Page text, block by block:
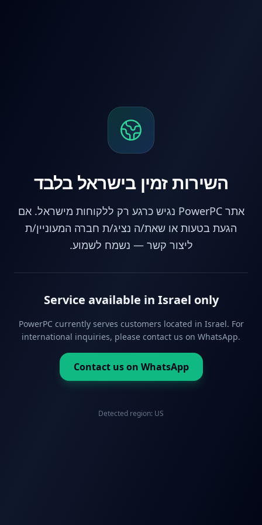
השירות זמין בישראל בלבד
אתר PowerPC נגיש כרגע רק ללקוחות מישראל. אם
הגעת בטעות או שאת/ה נציג/ת חברה המעוניין/ת
ליצור קשר — נשמח לשמוע.
Service available in Israel only
PowerPC currently serves customers located in Israel. For
international inquiries, please contact us on WhatsApp.
Contact us on WhatsApp
Detected region: US